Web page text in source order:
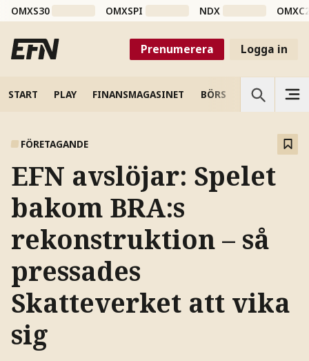
OMXS30 OMXSPI NDX
Prenumerera Logga in
START PLAY FINANSMAGASINET BÖRS VETENSKAP
FÖRETAGANDE
EFN avslöjar: Spelet
bakom BRA:s
rekonstruktion – så
pressades
Skatteverket att vika
sig